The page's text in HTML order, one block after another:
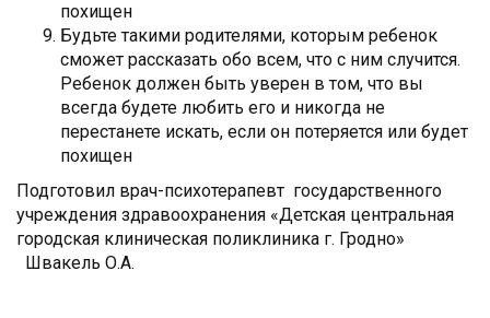
похищен
Будьте такими родителями, которым ребенок
сможет рассказать обо всем, что с ним случится.
Ребенок должен быть уверен в том, что вы
всегда будете любить его и никогда не
перестанете искать, если он потеряется или будет
похищен
Подготовил врач-психотерапевт государственного
учреждения здравоохранения «Детская центральная
городская клиническая поликлиника г. Гродно»
Швакель О.А.